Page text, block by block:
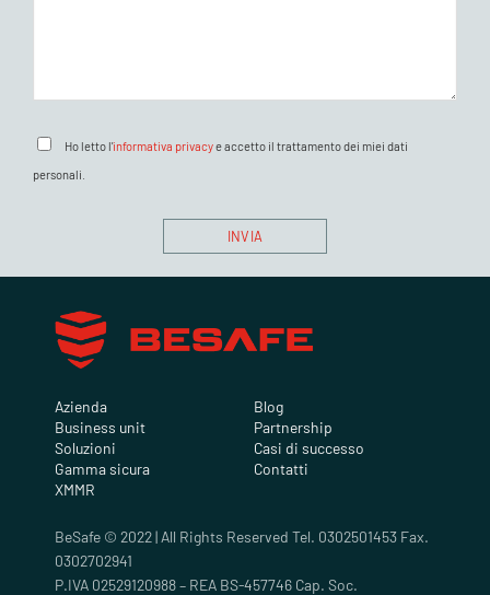
Ho letto l'informativa privacye accetto il trattamento dei miei dati
personali.
Azienda
Business unit
Soluzioni
Gamma sicura
XMMR
Blog
Partnership
Casi di successo
Contatti
BeSafe © 2022 | All Rights Reserved Tel. 0302501453 Fax.
0302702941
P.IVA 02529120988 – REA BS-457746 Cap. Soc.